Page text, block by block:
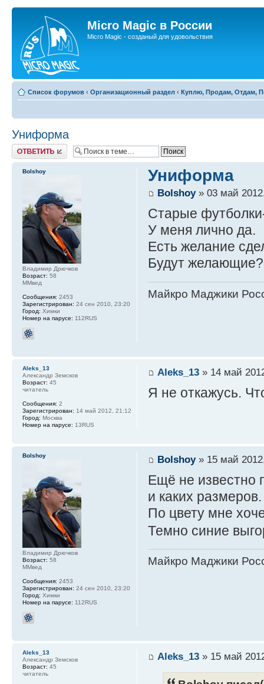
Micro Magic в России
Micro Magic - созданый для удовольствия
Список форумов ‹ Организационный раздел ‹ Куплю, Продам, Отдам,
Униформа
Ответить
Униформа
Bolshoy» 03 май
Старые
У меня лично да.
Есть желание
Будут желающие?
Майкро Маджики
Bolshoy
Владимир Дрючков
Возраст: 58
ММвед
Сообщения: 2453
Зарегистрирован: 24 сен 2010, 23:20
Город: Химки
Номер на парусе: 112RUS
Aleks_13» 14 май
Я не откажусь.
Aleks_13
Александр Земсков
Возраст: 45
читатель
Сообщения: 2
Зарегистрирован: 14 май 2012, 21:12
Город: Москва
Номер на парусе: 13RUS
Bolshoy» 15 май
Ещё не известно
и каких размеров.
По цвету мне
Темно синие
Майкро Маджики
Bolshoy
Владимир Дрючков
Возраст: 58
ММвед
Сообщения: 2453
Зарегистрирован: 24 сен 2010, 23:20
Город: Химки
Номер на парусе: 112RUS
Aleks_13» 15 май
Aleks_13
Александр Земсков
Возраст: 45
читатель